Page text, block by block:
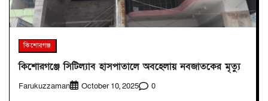
কিশোরগঞ্জ
কিশোরগঞ্জে সিটিল্যাব হাসপাতালে অবহেলায় নবজাতকের মৃত্যু
Farukuzzaman October 10, 2025 0